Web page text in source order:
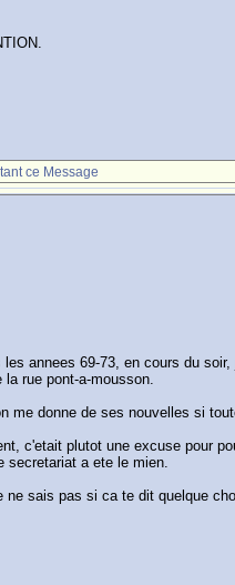
ce Message
annees 69-73, en cours du
rue pont-a-mousson.
me donne de ses nouvelles si
c'etait plutot une excuse pour
secretariat a ete le mien.
sais pas si ca te dit quelque